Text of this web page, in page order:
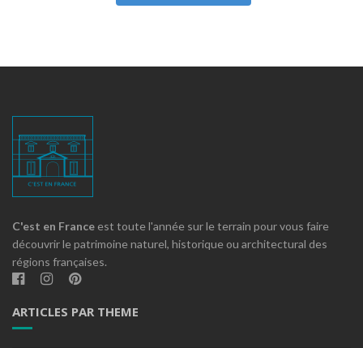
C'est en France est toute l'année sur le terrain pour vous faire
découvrir le patrimoine naturel, historique ou architectural des
régions françaises.
ARTICLES PAR THEME